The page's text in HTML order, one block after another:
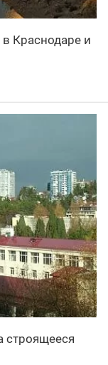
Краснодаре и
строящееся